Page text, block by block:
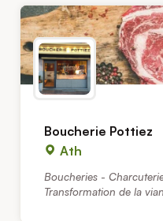
Boucherie Pottiez
Ath
Boucheries -
Transformation de la